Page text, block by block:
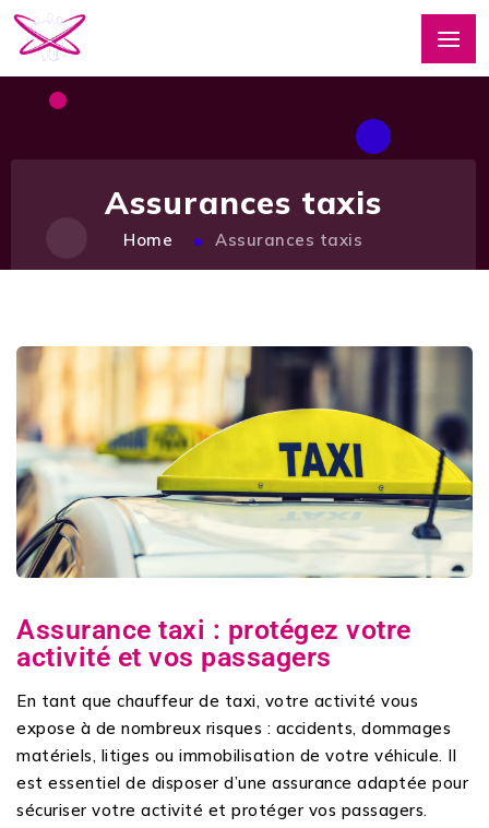
Assurances taxis
Home Assurances taxis
Assurance taxi : protégez votre
activité et vos passagers
En tant que chauffeur de taxi, votre activité vous
expose à de nombreux risques : accidents, dommages
matériels, litiges ou immobilisation de votre véhicule. Il
est essentiel de disposer d’une assurance adaptée pour
sécuriser votre activité et protéger vos passagers.